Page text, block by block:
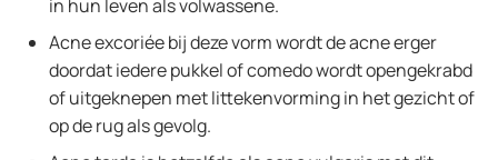
in hun leven als volwassene.
Acne excoriée bij deze vorm wordt de acne erger
doordat iedere pukkel of comedo wordt opengekrabd
of uitgeknepen met littekenvorming in het gezicht of
op de rug als gevolg.